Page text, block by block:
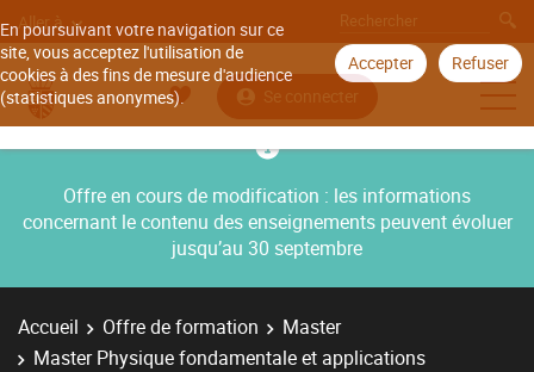
En poursuivant votre navigation sur ce
site, vous acceptez l'utilisation de
cookies à des fins de mesure d'audience
(statistiques anonymes).
Accepter Refuser
Aller à
Se connecter
Offre en cours de modification : les informations
concernant le contenu des enseignements peuvent évoluer
jusqu’au 30 septembre
Accueil Offre de formation
Master
Master Physique fondamentale et applications